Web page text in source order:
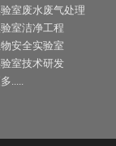
室废水废气处理
室洁净工程
安全实验室
室技术研发
.....